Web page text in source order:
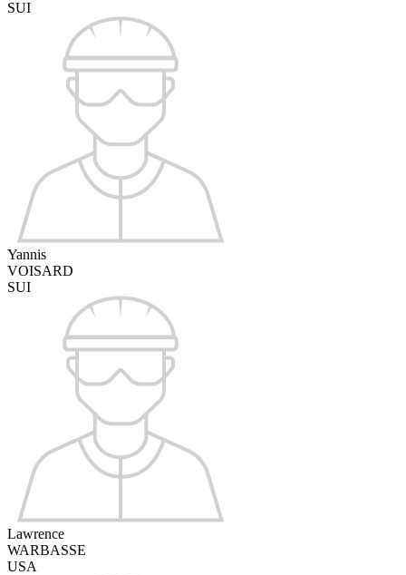
SUI
Yannis
VOISARD
SUI
Lawrence
WARBASSE
USA